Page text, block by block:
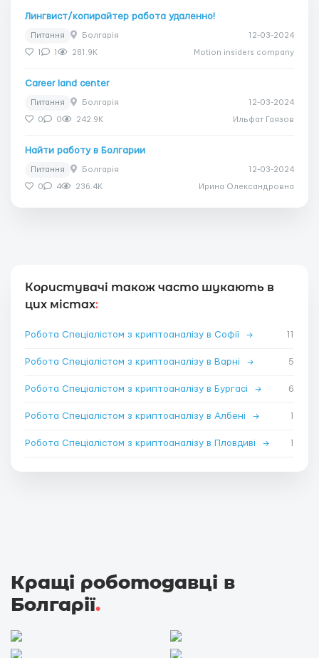
Лингвист/копирайтер работа удаленно!
Питання Болгарія 12-03-2024
1 1 281.9K Motion insiders company
Career land center
Питання Болгарія 12-03-2024
0 0 242.9K Ильфат Гаязов
Найти работу в Болгарии
Питання Болгарія 12-03-2024
0 4 236.4K Ирина Олександровна
Користувачі також часто шукають в
цих містах:
Робота Спеціалістом з криптоаналізу в Софії → 11
Робота Спеціалістом з криптоаналізу в Варні → 5
Робота Спеціалістом з криптоаналізу в Бургасі → 6
Робота Спеціалістом з криптоаналізу в Албені → 1
Робота Спеціалістом з криптоаналізу в Пловдиві → 1
Кращі роботодавці в
Болгарії.